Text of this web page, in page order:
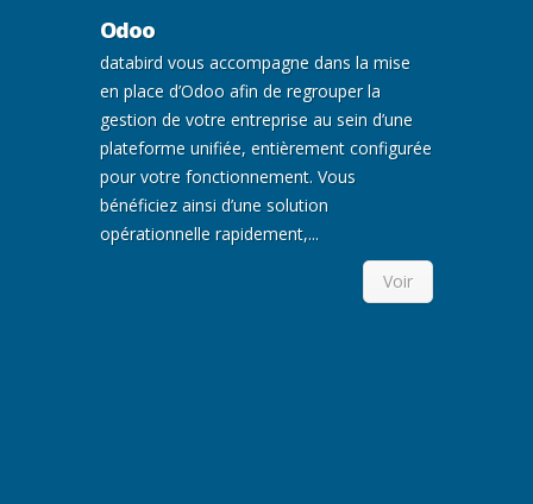
Odoo
databird vous accompagne dans la mise
en place d’Odoo afin de regrouper la
gestion de votre entreprise au sein d’une
plateforme unifiée, entièrement configurée
pour votre fonctionnement. Vous
bénéficiez ainsi d’une solution
opérationnelle rapidement,...
Voir